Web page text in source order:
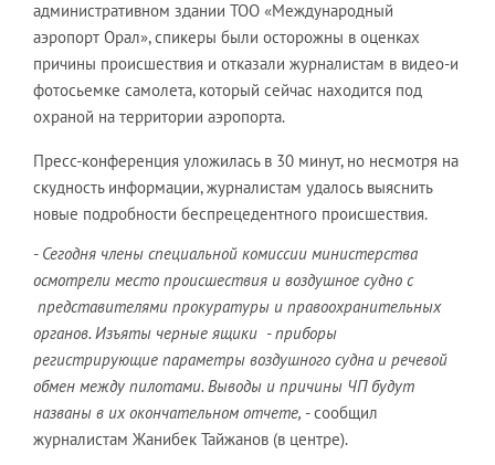
административном здании ТОО «Международный
аэропорт Орал», спикеры были осторожны в оценках
причины происшествия и отказали журналистам в видео-и
фотосьемке самолета, который сейчас находится под
охраной на территории аэропорта.
Пресс-конференция уложилась в 30 минут, но несмотря на
скудность информации, журналистам удалось выяснить
новые подробности беспрецедентного происшествия.
- Сегодня члены специальной комиссии министерства
осмотрели место происшествия и воздушное судно с
представителями прокуратуры и правоохранительных
органов. Изъяты черные ящики - приборы
регистрирующие параметры воздушного судна и речевой
обмен между пилотами. Выводы и причины ЧП будут
названы в их окончательном отчете, - сообщил
журналистам Жанибек Тайжанов (в центре).